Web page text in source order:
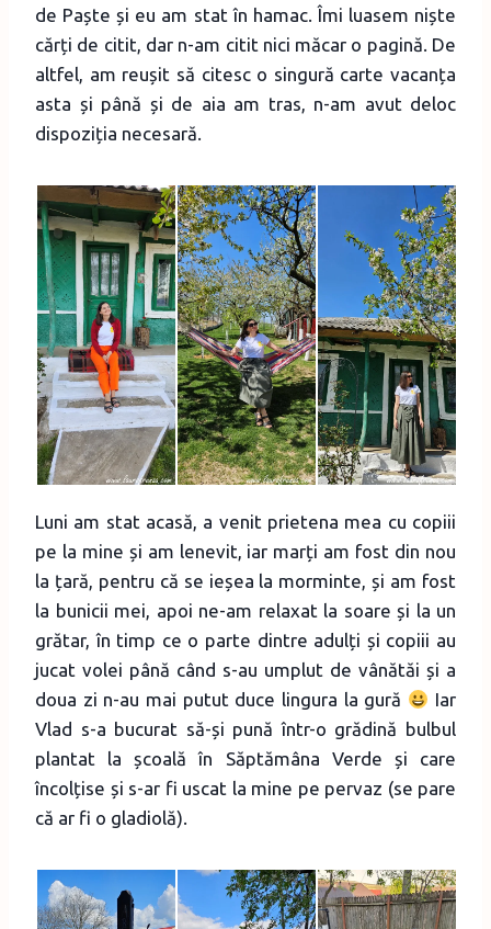
de Paște și eu am stat în hamac. Îmi luasem niște
cărți de citit, dar n-am citit nici măcar o pagină. De
altfel, am reușit să citesc o singură carte vacanța
asta și până și de aia am tras, n-am avut deloc
dispoziția necesară.
Luni am stat acasă, a venit prietena mea cu copiii
pe la mine și am lenevit, iar marți am fost din nou
la țară, pentru că se ieșea la morminte, și am fost
la bunicii mei, apoi ne-am relaxat la soare și la un
grătar, în timp ce o parte dintre adulți și copiii au
jucat volei până când s-au umplut de vânătăi și a
doua zi n-au mai putut duce lingura la gură
Iar
Vlad s-a bucurat să-și pună într-o grădină bulbul
plantat la școală în Săptămâna Verde și care
încolțise și s-ar fi uscat la mine pe pervaz (se pare
că ar fi o gladiolă).